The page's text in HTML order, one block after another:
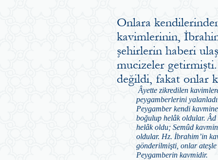
Onlara
kavimlerinin,
şehirlerin haberi
mucizeler
değildi, fakat onlar
Âyette zikredilen
peygamberlerini
Peygamber kendi
boğulup helâk oldular.
helâk oldu; Semûd
oldular. Hz. İbrahim’in
gönderilmişti, onlar
Peygamberin kavmidir.